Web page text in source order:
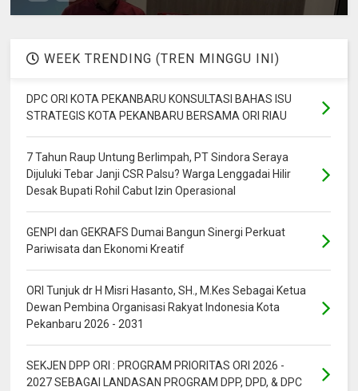
WEEK TRENDING (TREN MINGGU INI)
DPC ORI KOTA PEKANBARU KONSULTASI BAHAS ISU
STRATEGIS KOTA PEKANBARU BERSAMA ORI RIAU
7 Tahun Raup Untung Berlimpah, PT Sindora Seraya
Dijuluki Tebar Janji CSR Palsu? Warga Lenggadai Hilir
Desak Bupati Rohil Cabut Izin Operasional
GENPI dan GEKRAFS Dumai Bangun Sinergi Perkuat
Pariwisata dan Ekonomi Kreatif
ORI Tunjuk dr H Misri Hasanto, SH., M.Kes Sebagai Ketua
Dewan Pembina Organisasi Rakyat Indonesia Kota
Pekanbaru 2026 - 2031
SEKJEN DPP ORI : PROGRAM PRIORITAS ORI 2026 -
2027 SEBAGAI LANDASAN PROGRAM DPP, DPD, & DPC